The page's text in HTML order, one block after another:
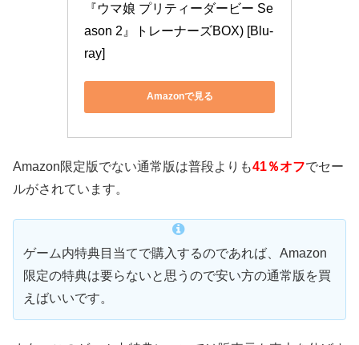
『ウマ娘 プリティーダービー Se
ason 2』トレーナーズBOX) [Blu-
ray]
Amazonで見る
Amazon限定版でない通常版は普段よりも41％オフでセー
ルがされています。
ゲーム内特典目当てで購入するのであれば、Amazon
限定の特典は要らないと思うので安い方の通常版を買
えばいいです。